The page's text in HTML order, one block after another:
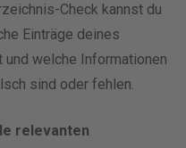
Check kannst du
Einträge deines
welche Informationen
sind oder fehlen.
relevanten